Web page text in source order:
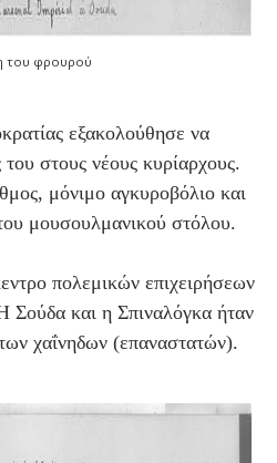
του φρουρού
εξακολούθησε να
του στους νέους κυρίαρχους.
μόνιμο αγκυροβόλιο και
μουσουλμανικού στόλου.
πολεμικών επιχειρήσεων
και η Σπιναλόγκα ήταν
χαΐνηδων (επαναστατών).